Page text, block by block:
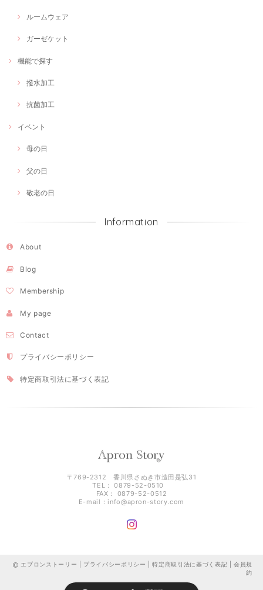
ルームウェア
ガーゼケット
機能で探す
撥水加工
抗菌加工
イベント
母の日
父の日
敬老の日
Information
About
Blog
Membership
My page
Contact
プライバシーポリシー
特定商取引法に基づく表記
〒769-2312 香川県さぬき市造田是弘31
TEL： 0879-52-0510
FAX： 0879-52-0512
E-mail： info@apron-story.com
エプロンストーリー | プライバシーポリシー |特定商取引法に基づく表記 |会員規
約